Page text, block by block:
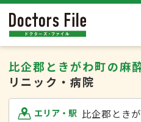
比企郡ときがわ町の麻
リニック・病院
エリア・駅 比企郡とき